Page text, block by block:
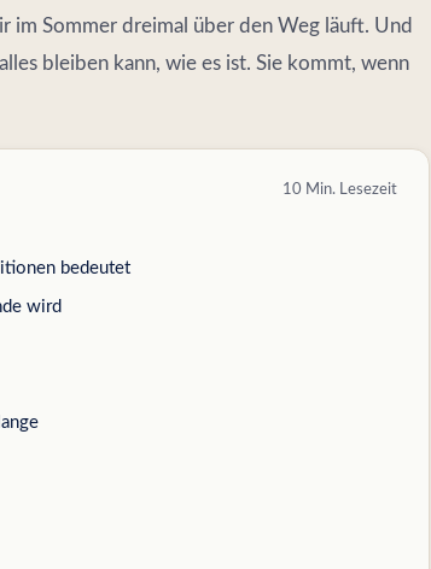
im Sommer dreimal über den Weg läuft. Und
bleiben kann, wie es ist. Sie kommt, wenn
10 Min. Lesezeit
bedeutet
wird